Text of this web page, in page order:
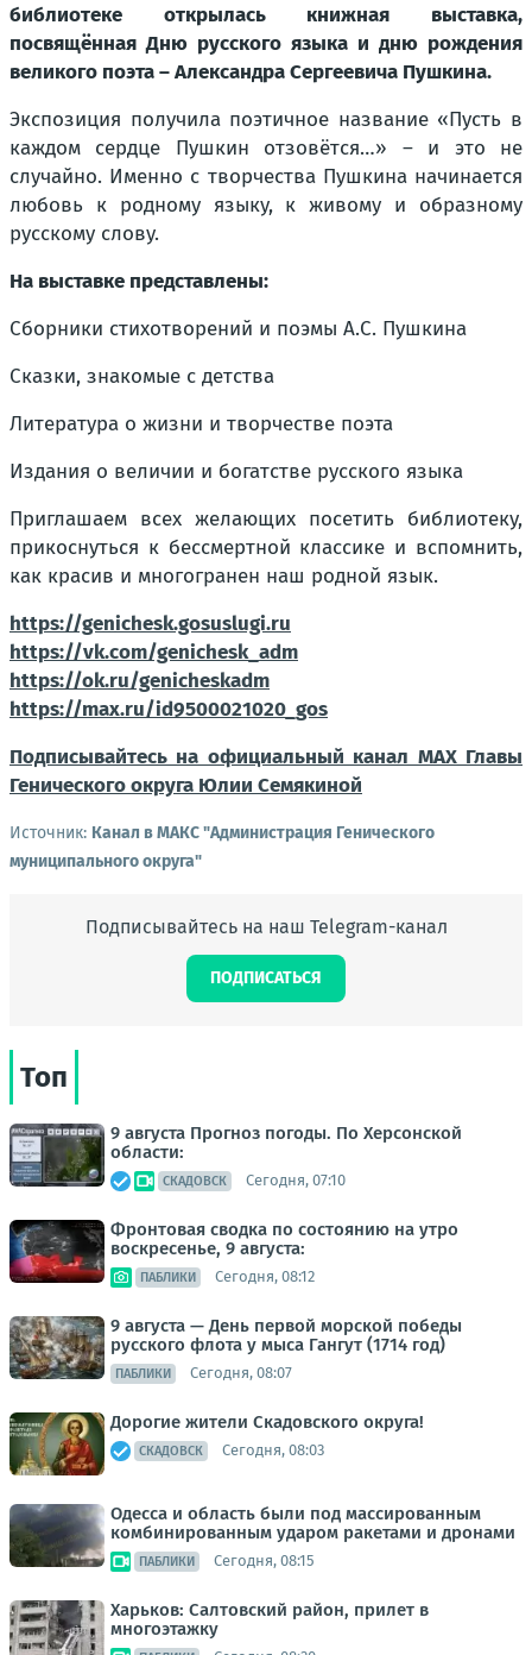
библиотеке открылась книжная выставка,
посвящённая Дню русского языка и дню рождения
великого поэта – Александра Сергеевича Пушкина.
Экспозиция получила поэтичное название «Пусть в
каждом сердце Пушкин отзовётся…» – и это не
случайно. Именно с творчества Пушкина начинается
любовь к родному языку, к живому и образному
русскому слову.
На выставке представлены:
Сборники стихотворений и поэмы А.С. Пушкина
Сказки, знакомые с детства
Литература о жизни и творчестве поэта
Издания о величии и богатстве русского языка
Приглашаем всех желающих посетить библиотеку,
прикоснуться к бессмертной классике и вспомнить,
как красив и многогранен наш родной язык.
https://genichesk.gosuslugi.ru
https://vk.com/genichesk_adm
https://ok.ru/genicheskadm
https://max.ru/id9500021020_gos
Подписывайтесь на официальный канал МАХ Главы
Генического округа Юлии Семякиной
Источник: Канал в МАКС "Администрация Генического
муниципального округа"
Подписывайтесь на наш Telegram-канал
ПОДПИСАТЬСЯ
Топ
9 августа Прогноз погоды. По Херсонской
области:
СКАДОВСК Сегодня, 07:10
Фронтовая сводка по состоянию на утро
воскресенье, 9 августа:
ПАБЛИКИ Сегодня, 08:12
9 августа — День первой морской победы
русского флота у мыса Гангут (1714 год)
ПАБЛИКИ Сегодня, 08:07
Дорогие жители Скадовского округа!
СКАДОВСК Сегодня, 08:03
Одесса и область были под массированным
комбинированным ударом ракетами и дронами
ПАБЛИКИ Сегодня, 08:15
Харьков: Салтовский район, прилет в
многоэтажку